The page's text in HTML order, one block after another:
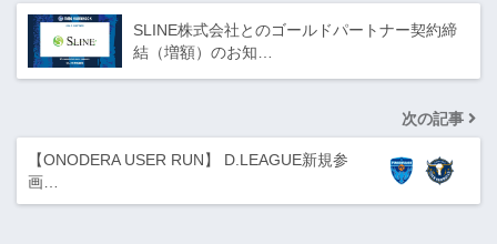
SLINE株式会社とのゴールドパートナー契約締
結（増額）のお知…
次の記事
【ONODERA USER RUN】 D.LEAGUE新規参
画…